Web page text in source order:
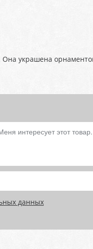
украшена
данных